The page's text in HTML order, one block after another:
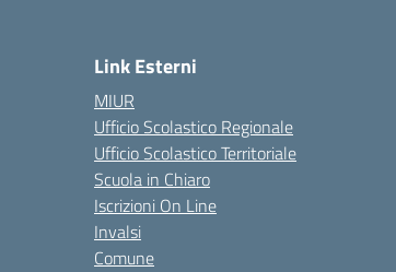
Link Esterni
MIUR
Ufficio Scolastico Regionale
Ufficio Scolastico Territoriale
Scuola in Chiaro
Iscrizioni On Line
Invalsi
Comune